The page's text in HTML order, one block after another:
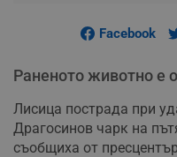
Facebook
Раненото животно е
Лисица пострада при
Драгосинов чарк на
съобщиха от